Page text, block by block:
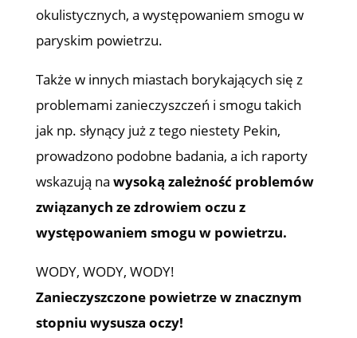
okulistycznych, a występowaniem smogu w
paryskim powietrzu.
Także w innych miastach borykających się z
problemami zanieczyszczeń i smogu takich
jak np. słynący już z tego niestety Pekin,
prowadzono podobne badania, a ich raporty
wskazują na wysoką zależność problemów
związanych ze zdrowiem oczu z
występowaniem smogu w powietrzu.
WODY, WODY, WODY!
Zanieczyszczone powietrze w znacznym
stopniu wysusza oczy!